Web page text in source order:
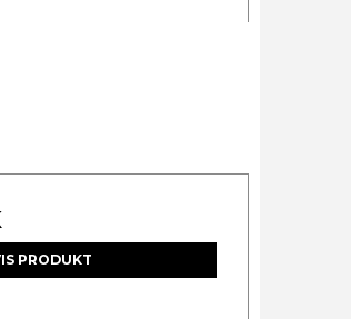
PRODUKT